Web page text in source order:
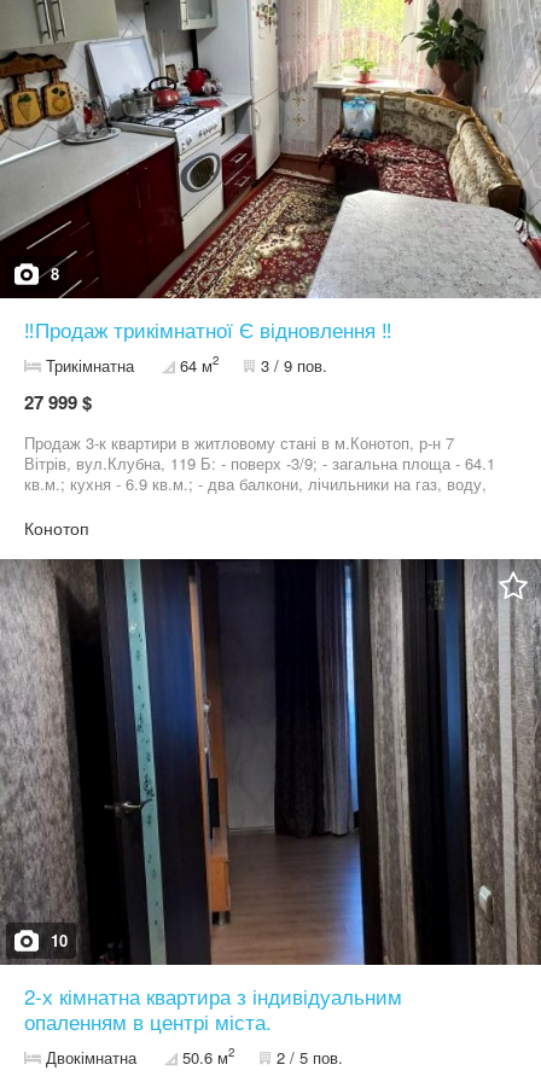
8
‼️Продаж трикімнатної Є відновлення ‼️
Трикімнатна 64 м2 3 / 9 пов.
27 999 $
Продаж 3-к квартири в житловому стані в м.Конотоп, р-н 7
Вітрів, вул.Клубна, 119 Б: - поверх -3/9; - загальна площа - 64.1
кв.м.; кухня - 6.9 кв.м.; - два балкони, лічильники на газ, воду,
розвинена: поруч зупинка громадського транспорту, магазини,
Конотоп
10
2-х кімнатна квартира з індивідуальним
опаленням в центрі міста.
Двокімнатна 50.6 м2 2 / 5 пов.